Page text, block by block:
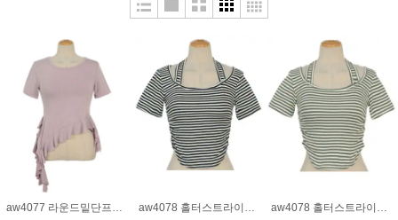
aw4077 라운드밑단프릴언발티_인디퍼플
aw4078 홀터스트라이프셔링티_네이비
aw4078 홀터스트라이프셔링티_카키